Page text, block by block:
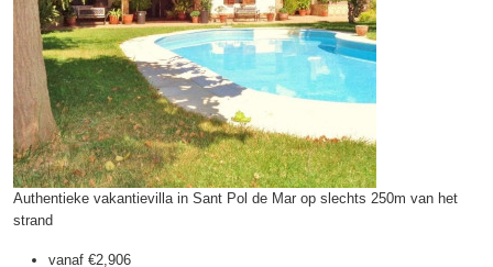
Authentieke vakantievilla in Sant Pol de Mar op slechts 250m van het
strand
vanaf €2,906